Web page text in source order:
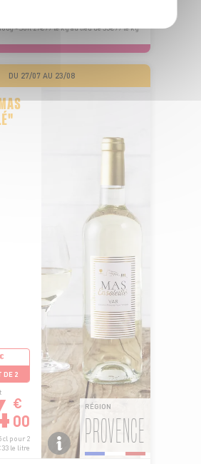
- Soit 27€99 le kg au lieu de 35€99 le kg
DU 27/07 AU 23/08
€
DE 2
€
00
cl pour 2
le litre
RÉGION
PROVENCE